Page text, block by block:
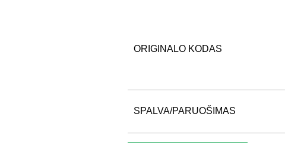
ORIGINALO KODAS
SPALVA/PARUOŠIMAS